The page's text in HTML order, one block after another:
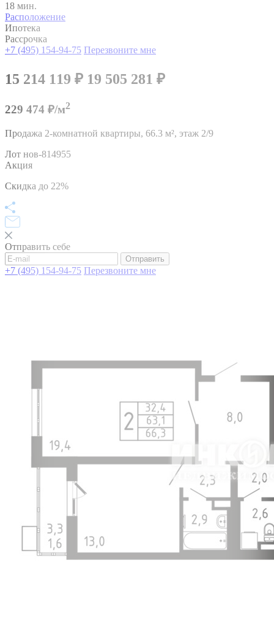
18 мин.
Расположение
Ипотека
Рассрочка
+7 (495) 154-94-75 Перезвоните мне
15 214 119 ₽ 19 505 281 ₽
229 474 ₽/м2
Продажа 2-комнатной квартиры, 66.3 м², этаж 2/9
Лот нов-814955
Акция
Скидка до 22%
Отправить себе
Отправить
+7 (495) 154-94-75 Перезвоните мне